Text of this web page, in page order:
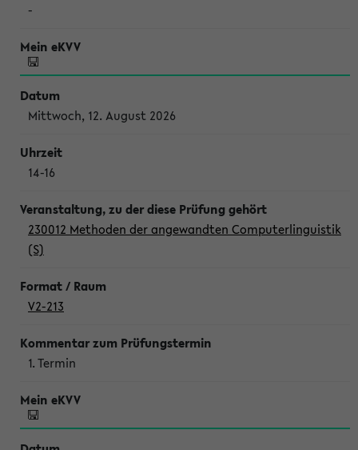
-
Mittwoch, 12. August 2026
14-16
230012 Methoden der angewandten Computerlinguistik
(S)
V2-213
1. Termin